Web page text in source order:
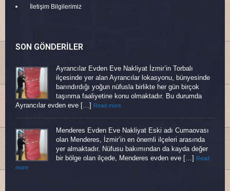
İletişim Bilgilerimiz
SON GÖNDERILER
Ayrancılar Evden Eve Nakliyat İzmir’in Torbalı
ilçesinde yer alan Ayrancılar lokasyonu, bünyesinde
barındırdığı yoğun nüfusla birlikte her gün birçok
taşınma faaliyetine konu olmaktadır. Bu durumda
Ayrancılar evden eve […]
Read more
Menderes Evden Eve Nakliyat Eski adı Cumaovası
olan Menderes, İzmir’in en önemli ilçeleri arasında
yer almaktadır. Nüfusu bakımından da kayda değer
bir bölge olan ilçede, Menderes evden eve […]
Read
more